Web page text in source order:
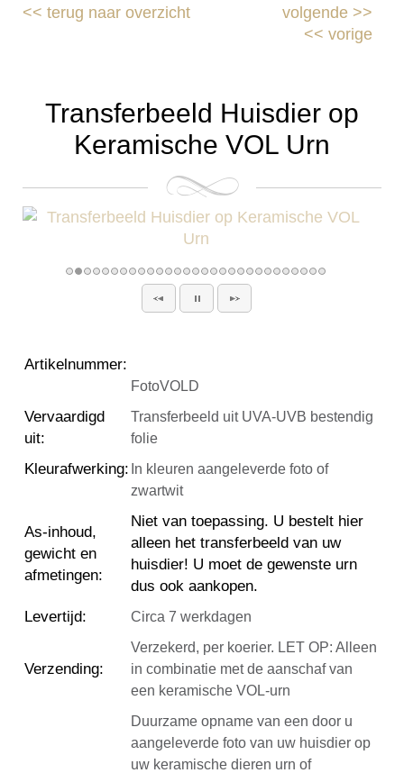
<<terug naar overzicht volgende>>
<< vorige
Transferbeeld Huisdier op
Keramische VOL Urn
Artikelnummer:
FotoVOLD
Vervaardigd
uit:
Transferbeeld uit UVA-UVB bestendig
folie
Kleurafwerking: In kleuren aangeleverde foto of
zwartwit
As-inhoud,
gewicht en
afmetingen:
Niet van toepassing. U bestelt hier
alleen het transferbeeld van uw
huisdier! U moet de gewenste urn
dus ook aankopen.
Levertijd: Circa 7 werkdagen
Verzending:
Verzekerd, per koerier. LET OP: Alleen
in combinatie met de aanschaf van
een keramische VOL-urn
Duurzame opname van een door u
aangeleverde foto van uw huisdier op
uw keramische dieren urn of